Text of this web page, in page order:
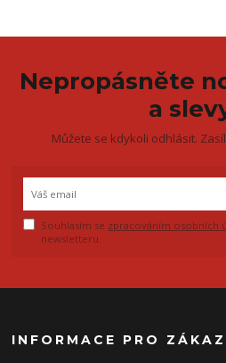
Nepropásněte
a
Můžete se kdykoli odhlásit.
Souhlasím se zpracováním osobních
newsletteru.
INFORMACE PRO